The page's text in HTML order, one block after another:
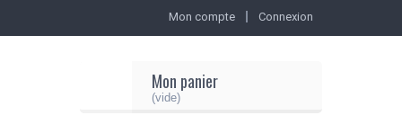
Mon compte Connexion
Mon panier
(vide)